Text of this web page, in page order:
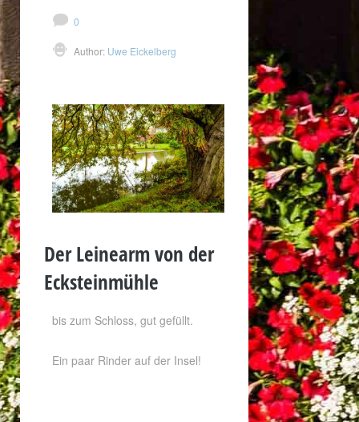
0
Author: Uwe Eickelberg
Der Leinearm von der
Ecksteinmühle
bis zum Schloss, gut gefüllt.
Ein paar Rinder auf der Insel!